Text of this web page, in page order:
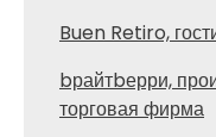
Buen Retiro,
bрайтbерри,
торговая фирма